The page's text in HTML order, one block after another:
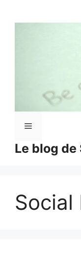
Le blog
Menu
Social